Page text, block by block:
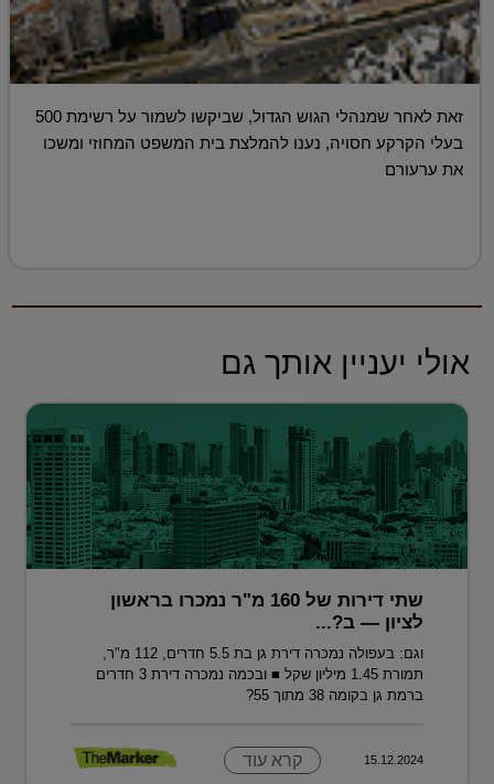
זאת לאחר שמנהלי הגוש הגדול, שביקשו לשמור על רשימת 500
בעלי הקרקע חסויה, נענו להמלצת בית המשפט המחוזי ומשכו
את ערעורם
אולי יעניין אותך גם
שתי דירות של 160 מ"ר נמכרו בראשון
לציון — ב?...
וגם: בעפולה נמכרה דירת גן בת 5.5 חדרים, 112 מ"ר,
תמורת 1.45 מיליון שקל ■ ובכמה נמכרה דירת 3 חדרים
ברמת גן בקומה 38 מתוך 55?
15.12.2024 קרא עוד